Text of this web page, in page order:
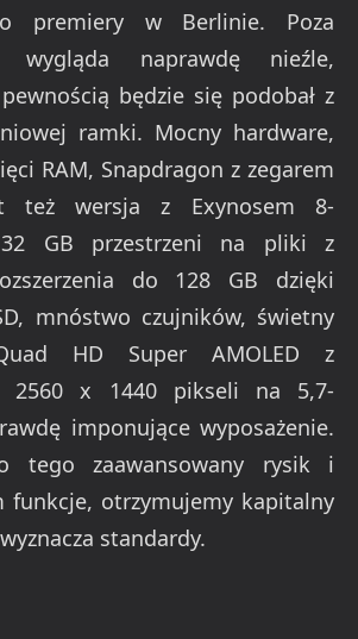
premiery w Berlinie. Poza
naprawdę nieźle,
będzie się podobał z
ramki. Mocny hardware,
RAM, Snapdragon z zegarem
też wersja z Exynosem 8-
32 GB przestrzeni na pliki z
do 128 GB dzięki
mnóstwo czujników, świetny
HD Super AMOLED z
2560 x 1440 pikseli na 5,7-
imponujące wyposażenie.
tego zaawansowany rysik i
funkcje, otrzymujemy kapitalny
standardy.